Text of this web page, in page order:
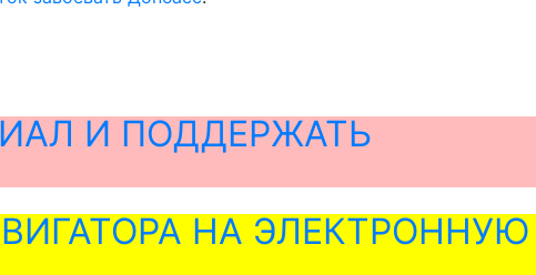
И ПОДДЕРЖАТЬ
НА ЭЛЕКТРОННУЮ